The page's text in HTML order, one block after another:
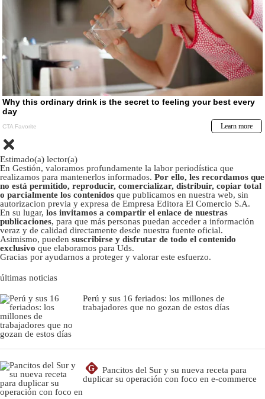
Estimado(a) lector(a)
En Gestión, valoramos profundamente la labor periodística que
realizamos para mantenerlos informados. Por ello, les recordamos que
no está permitido, reproducir, comercializar, distribuir, copiar total
o parcialmente los contenidos que publicamos en nuestra web, sin
autorizacion previa y expresa de Empresa Editora El Comercio S.A.
En su lugar, los invitamos a compartir el enlace de nuestras
publicaciones, para que más personas puedan acceder a información
veraz y de calidad directamente desde nuestra fuente oficial.
Asimismo, pueden suscribirse y disfrutar de todo el contenido
exclusivo que elaboramos para Uds.
Gracias por ayudarnos a proteger y valorar este esfuerzo.
últimas noticias
Perú y sus 16 feriados: los millones de
trabajadores que no gozan de estos días
G
Pancitos del Sur y su nueva receta para
duplicar su operación con foco en e-commerce